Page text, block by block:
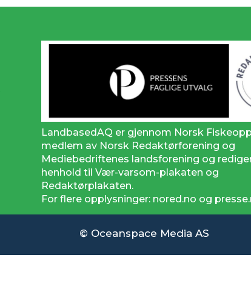
LandbasedAQ er gjennom Norsk
medlem av Norsk Redaktørforening og
Mediebedriftenes landsforening og
henhold til Vær-varsom-plakaten og
Redaktørplakaten.
For flere opplysninger: nored.no og
© Oceanspace Media AS